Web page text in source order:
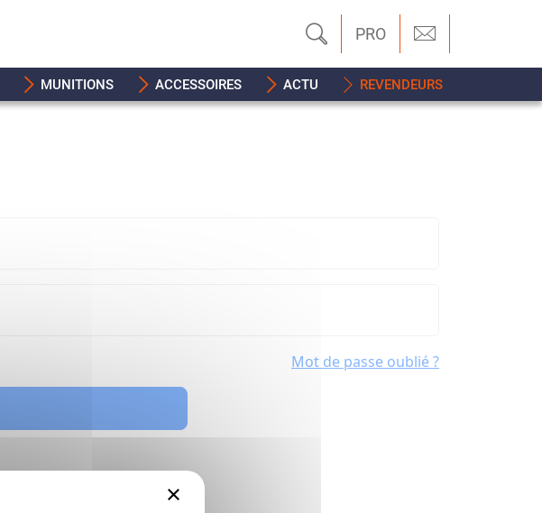
PRO
MUNITIONS ACCESSOIRES ACTU REVENDEURS
Mot de passe oublié ?
×